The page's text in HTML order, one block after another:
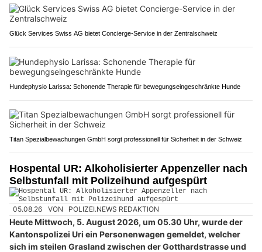
Glück Services Swiss AG bietet Concierge-Service in der Zentralschweiz
Hundephysio Larissa: Schonende Therapie für bewegungseingeschränkte Hunde
Titan Spezialbewachungen GmbH sorgt professionell für Sicherheit in der Schweiz
Hospental UR: Alkoholisierter Appenzeller nach
Selbstunfall mit Polizeihund aufgespürt
05.08.26 VON POLIZEI.NEWS REDAKTION
Heute Mittwoch, 5. August 2026, um 05.30 Uhr, wurde der
Kantonspolizei Uri ein Personenwagen gemeldet, welcher
sich im steilen Grasland zwischen der Gotthardstrasse und